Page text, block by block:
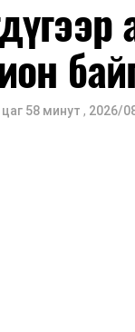
цаг 58 минут , 2026/